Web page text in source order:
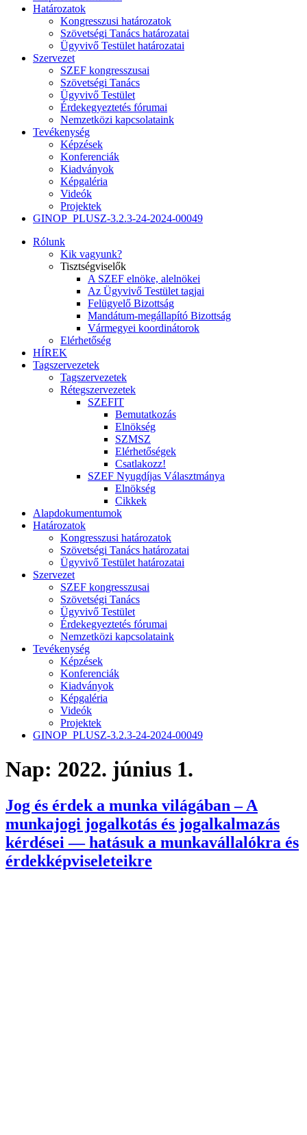
Határozatok
Kongresszusi határozatok
Szövetségi Tanács határozatai
Ügyvivő Testület határozatai
Szervezet
SZEF kongresszusai
Szövetségi Tanács
Ügyvivő Testület
Érdekegyeztetés fórumai
Nemzetközi kapcsolataink
Tevékenység
Képzések
Konferenciák
Kiadványok
Képgaléria
Videók
Projektek
GINOP_PLUSZ-3.2.3-24-2024-00049
Rólunk
Kik vagyunk?
Tisztségviselők
A SZEF elnöke, alelnökei
Az Ügyvivő Testület tagjai
Felügyelő Bizottság
Mandátum-megállapító Bizottság
Vármegyei koordinátorok
Elérhetőség
HÍREK
Tagszervezetek
Tagszervezetek
Rétegszervezetek
SZEFIT
Bemutatkozás
Elnökség
SZMSZ
Elérhetőségek
Csatlakozz!
SZEF Nyugdíjas Választmánya
Elnökség
Cikkek
Alapdokumentumok
Határozatok
Kongresszusi határozatok
Szövetségi Tanács határozatai
Ügyvivő Testület határozatai
Szervezet
SZEF kongresszusai
Szövetségi Tanács
Ügyvivő Testület
Érdekegyeztetés fórumai
Nemzetközi kapcsolataink
Tevékenység
Képzések
Konferenciák
Kiadványok
Képgaléria
Videók
Projektek
GINOP_PLUSZ-3.2.3-24-2024-00049
Nap: 2022. június 1.
Jog és érdek a munka világában – A
munkajogi jogalkotás és jogalkalmazás
kérdései — hatásuk a munkavállalókra és
érdekképviseleteikre